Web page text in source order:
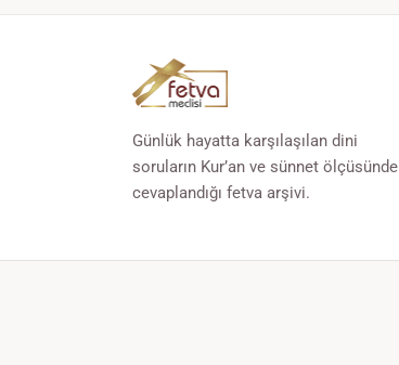
Günlük hayatta karşılaşılan dini
soruların Kur’an ve sünnet ölçüsünde
cevaplandığı fetva arşivi.